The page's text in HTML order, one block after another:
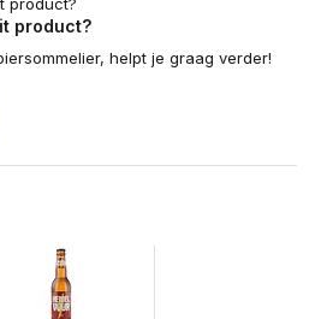
product?
helpt je graag verder!